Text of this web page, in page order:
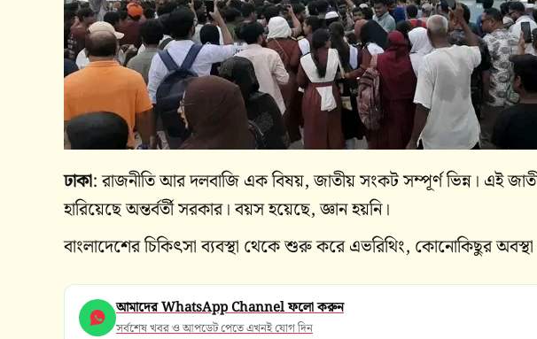
ঢাকা: রাজনীতি আর দলবাজি এক বিষয়, জাতীয় সংকট সম্পূর্ণ ভিন্ন। এই
হারিয়েছে অন্তর্বর্তী সরকার। বয়স হয়েছে, জ্ঞান হয়নি।
বাংলাদেশের চিকিৎসা ব্যবস্থা থেকে শুরু করে এভরিথিং, কোনোকিছুর
আমাদের WhatsApp Channel ফলো করুন
সর্বশেষ খবর ও আপডেট পেতে এখনই যোগ দিন